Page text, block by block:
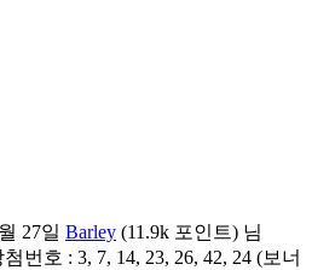
27일 Barley (11.9k 포인트) 님
번호 : 3, 7, 14, 23, 26, 42, 24 (보너